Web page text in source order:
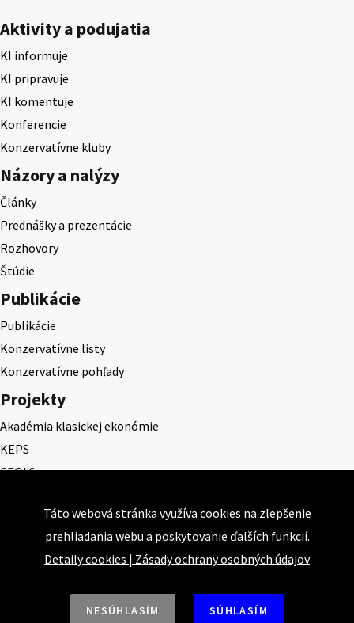
Aktivity a podujatia
KI informuje
KI pripravuje
KI komentuje
Konferencie
Konzervatívne kluby
Názory a nalýzy
Články
Prednášky a prezentácie
Rozhovory
Štúdie
Publikácie
Publikácie
Konzervatívne listy
Konzervatívne pohľady
Projekty
Akadémia klasickej ekonómie
KEPS
CEQLS
Cena Ernesta Valka
Študentská esej
Deň daňového odbremenenia
Táto webová stránka využíva cookies na zlepšenie
prehliadania webu a poskytovanie ďalších funkcií.
Detaily cookies | Zásady ochrany osobných údajov
NESÚHLASÍM SÚHLASÍM